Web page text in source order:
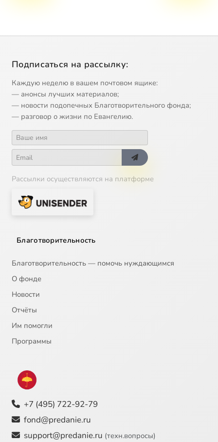
Подписаться на рассылку:
Каждую неделю в вашем почтовом ящике:
— анонсы лучших материалов;
— новости подопечных Благотворительного фонда;
— разговор о жизни по Евангелию.
Рассылки осуществляются на платформе
Благотворительность
Благотворительность — помочь нуждающимся
О фонде
Новости
Отчёты
Им помогли
Программы
+7 (495) 722-92-79
fond@predanie.ru
support@predanie.ru (техн.вопросы)